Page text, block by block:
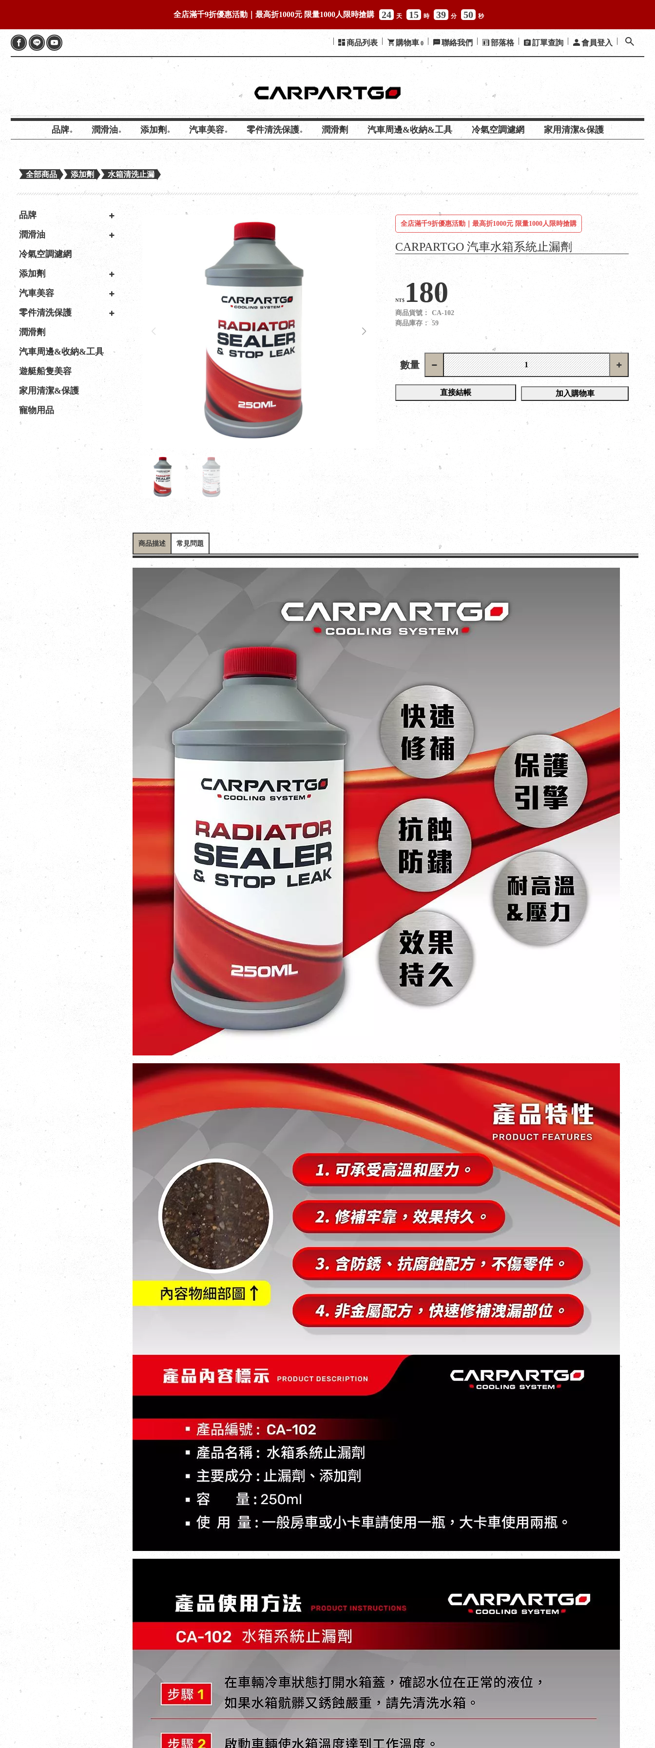
全店滿千9折優惠活動｜最高折1000元 限量1000人限時搶購 24 天 15 時 39 分 48 秒
商品列表 購物車 0 聯絡我們 部落格 訂單查詢 會員登入
品牌 潤滑油 添加劑 汽車美容 零件清洗保護 潤滑劑 汽車周邊&收納&工具 冷氣空調濾網 家用清潔&保護
全部商品 添加劑 水箱清洗止漏
品牌
潤滑油
冷氣空調濾網
添加劑
汽車美容
零件清洗保護
潤滑劑
汽車周邊&收納&工具
遊艇船隻美容
家用清潔&保護
寵物用品
CARPARTGO 汽車水箱系統止漏劑
全店滿千9折優惠活動｜最高折1000元 限量1000人限時搶購
NT$180
商品貨號：
CA-102
商品庫存： 59
數量
直接結帳 加入購物車
商品描述 常見問題